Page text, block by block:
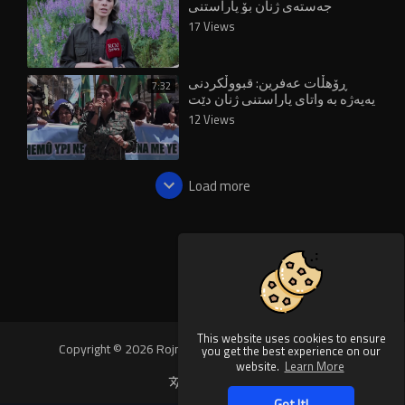
This website uses cookies to ensure
you get the best experience on our
website. Learn More
جەستەی ژنان بۆ پاراستنی
دەسەڵاتەکەی بەکاردەهێنێت
17 Views
7:32 ڕۆهڵات عەفرین: قبووڵکردنی
یەپەژە بە واتای پاراستنی ژنان دێت
12 Views
Load more
Copyright © 2026 Rojnews Video. All rights reserved.
Language